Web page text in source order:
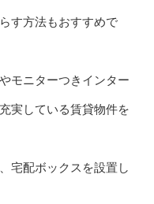
す方法もおすすめで
モニターつきインター
実している賃貸物件を
宅配ボックスを設置し